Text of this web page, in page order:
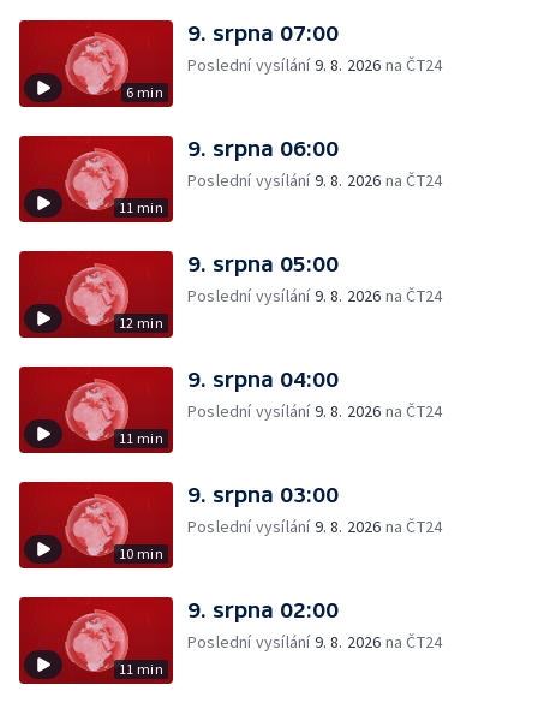
6 min
9. srpna 07:00
Poslední vysílání9. 8. 2026 na ČT24
11 min
9. srpna 06:00
Poslední vysílání9. 8. 2026 na ČT24
12 min
9. srpna 05:00
Poslední vysílání9. 8. 2026 na ČT24
11 min
9. srpna 04:00
Poslední vysílání9. 8. 2026 na ČT24
10 min
9. srpna 03:00
Poslední vysílání9. 8. 2026 na ČT24
11 min
9. srpna 02:00
Poslední vysílání9. 8. 2026 na ČT24